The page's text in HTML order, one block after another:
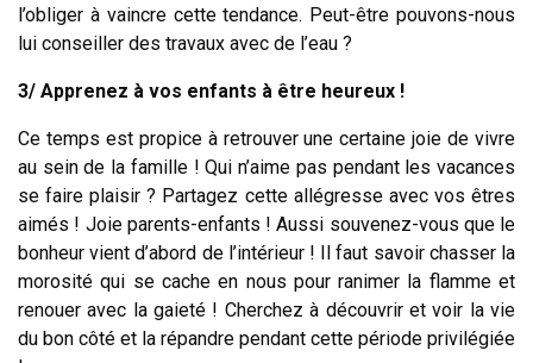
l’obliger à vaincre cette tendance. Peut-être pouvons-nous
lui conseiller des travaux avec de l’eau ?
3/ Apprenez à vos enfants à être heureux !
Ce temps est propice à retrouver une certaine joie de vivre
au sein de la famille ! Qui n’aime pas pendant les vacances
se faire plaisir ? Partagez cette allégresse avec vos êtres
aimés ! Joie parents-enfants ! Aussi souvenez-vous que le
bonheur vient d’abord de l’intérieur ! Il faut savoir chasser la
morosité qui se cache en nous pour ranimer la flamme et
renouer avec la gaieté ! Cherchez à découvrir et voir la vie
du bon côté et la répandre pendant cette période privilégiée